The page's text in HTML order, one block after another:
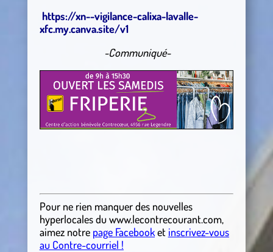
https://xn--vigilance-calixa-lavalle-
xfc.my.canva.site/v1
-Communiqué-
Pour ne rien manquer des nouvelles
hyperlocalesdu www.lecontrecourant.com,
aimez notre page Facebooket inscrivez-vous
au Contre-courriel !